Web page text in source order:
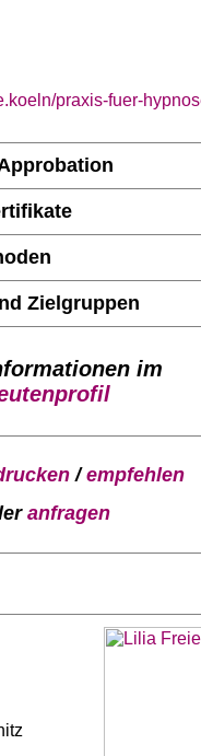
praxis-fuer-
Zielgruppen
im
/empfehlen
anfragen